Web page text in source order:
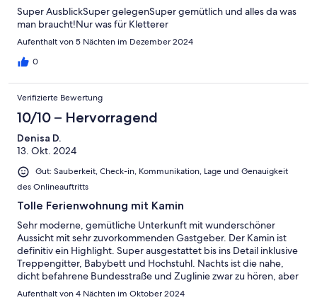
Super AusblickSuper gelegenSuper gemütlich und alles da was
man braucht!Nur was für Kletterer
Aufenthalt von 5 Nächten im Dezember 2024
0
Verifizierte Bewertung
10/10 – Hervorragend
Denisa D.
13. Okt. 2024
Gut: Sauberkeit, Check-in, Kommunikation, Lage und Genauigkeit
des Onlineauftritts
Tolle Ferienwohnung mit Kamin
Sehr moderne, gemütliche Unterkunft mit wunderschöner
Aussicht mit sehr zuvorkommenden Gastgeber. Der Kamin ist
definitiv ein Highlight. Super ausgestattet bis ins Detail inklusive
Treppengitter, Babybett und Hochstuhl. Nachts ist die nahe,
dicht befahrene Bundesstraße und Zuglinie zwar zu hören, aber
mit Ohrstöpsel absolut machbar. Unser Kleiner hat es geliebt,
Aufenthalt von 4 Nächten im Oktober 2024